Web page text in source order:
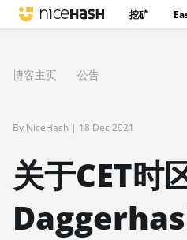
挖矿
博客主页 公告
By NiceHash | 18 Dec 2021
关于CET时